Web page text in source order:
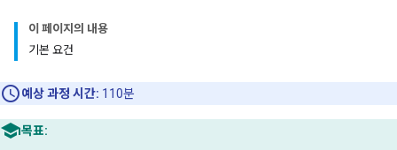
이 페이지의 내용
기본 요건
예상 과정 시간: 110분
목표: